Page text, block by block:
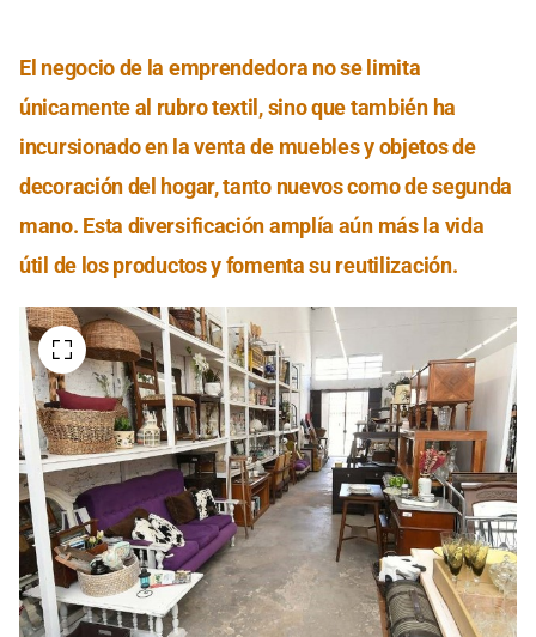
El negocio de la emprendedora no se limita
únicamente al rubro textil, sino que también ha
incursionado en la venta de muebles y objetos de
decoración del hogar, tanto nuevos como de segunda
mano. Esta diversificación amplía aún más la vida
útil de los productos y fomenta su reutilización.